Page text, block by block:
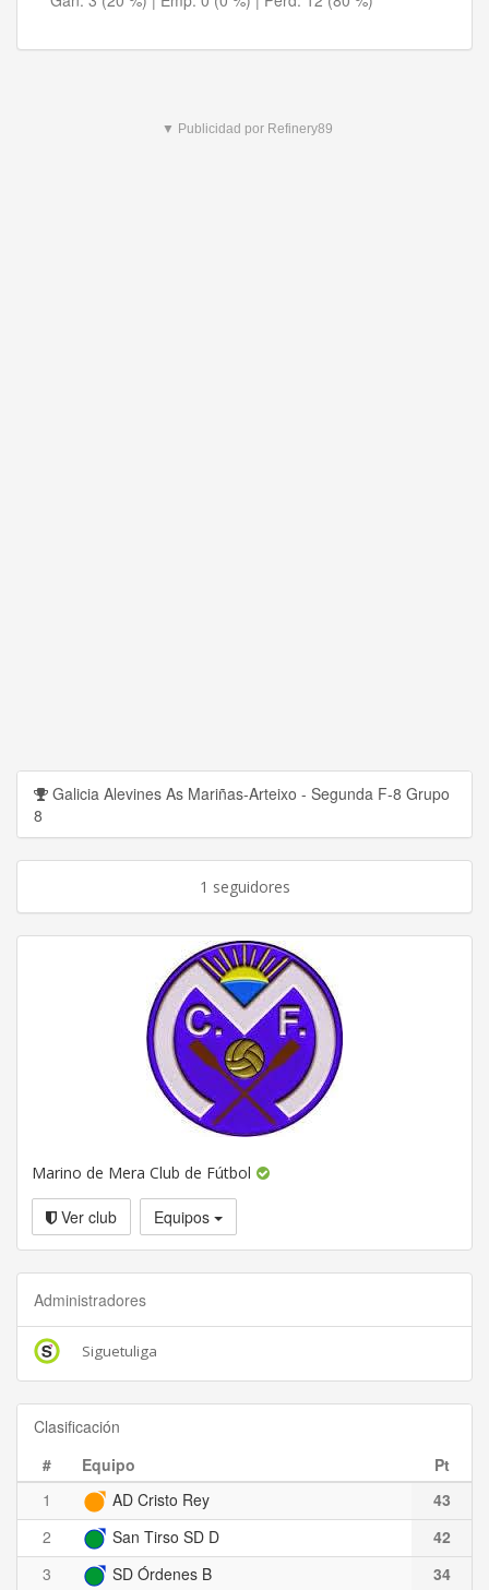
▼ Publicidad por Refinery89
Galicia Alevines As Mariñas-Arteixo - Segunda F-8 Grupo
8
1 seguidores
Marino de Mera Club de Fútbol
Ver club Equipos
Administradores
Siguetuliga
Clasificación
#
Equipo
Pt
1
AD Cristo Rey
43
2
San Tirso SD D
42
3
SD Órdenes B
34